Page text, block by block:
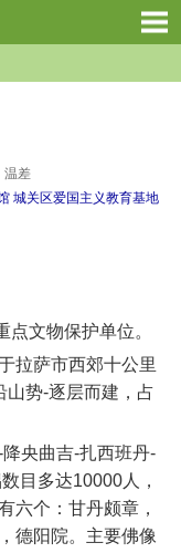
温差
城关区爱国主义教育基地
文物保护单位。
萨市西郊十公里
山势-逐层而建，占
央曲吉-扎西班丹-
目多达10000人，
六个：甘丹颇章，
德阳院。主要佛像